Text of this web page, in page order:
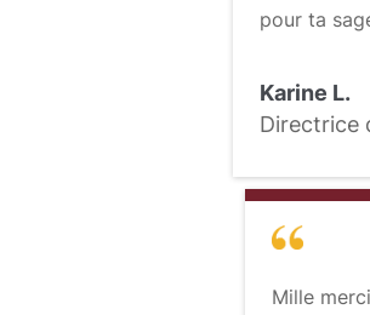
pour ta
Karine L.
Directrice
Mille